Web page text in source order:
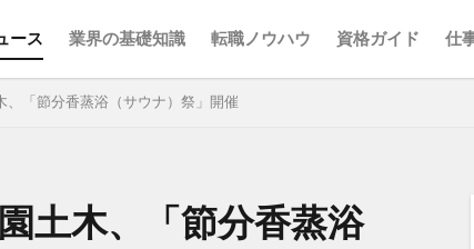
ース 業界の基礎知識 転職ノウハウ 資格ガイド 仕
、「節分香蒸浴（サウナ）祭」開催
土木、「節分香蒸浴
検索